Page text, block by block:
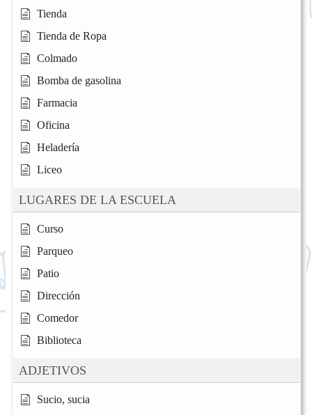
Tienda
Tienda de Ropa
Colmado
Bomba de gasolina
Farmacia
Oficina
Heladería
Liceo
LUGARES DE LA ESCUELA
Curso
Parqueo
Patio
Dirección
Comedor
Biblioteca
ADJETIVOS
Sucio, sucia